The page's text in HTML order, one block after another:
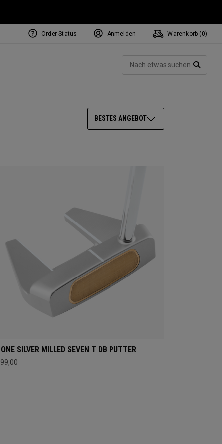
Order Status Anmelden Warenkorb ( 0)
BESTES ANGEBOT
SILVER MILLED SEVEN T DB PUTTER